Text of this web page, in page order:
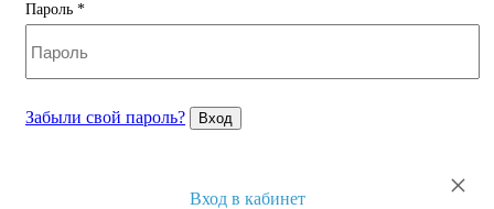
Пароль *
Забыли свой пароль? Вход
×
Вход в кабинет